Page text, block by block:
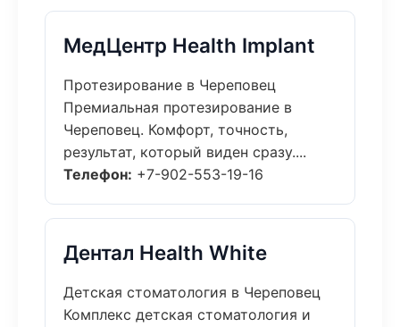
МедЦентр Health Implant
Протезирование в Череповец
Премиальная протезирование в
Череповец. Комфорт, точность,
результат, который виден сразу....
Телефон: +7-902-553-19-16
Дентал Health White
Детская стоматология в Череповец
Комплекс детская стоматология и